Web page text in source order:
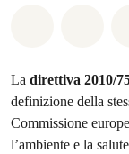
La direttiva 2010/
definizione della
Commissione
l’ambiente e la salute